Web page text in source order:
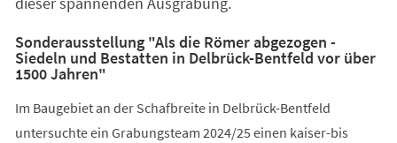
Sonderausstellung "Als die Römer abgezogen -
Siedeln und Bestatten in Delbrück-Bentfeld vor über
1500 Jahren"
Im Baugebiet an der Schafbreite in Delbrück-Bentfeld
untersuchte ein Grabungsteam 2024/25 einen kaiser-bis